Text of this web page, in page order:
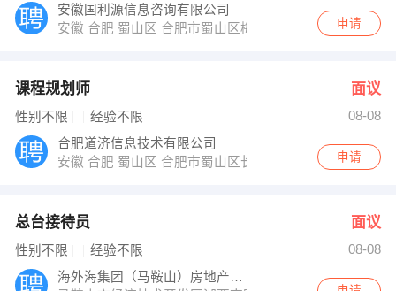
安徽国利源信息咨询有限公司
安徽 合肥 蜀山区 合肥市蜀山区梅山路18号IFC国际金融
申请
课程规划师 面议
性别不限 经验不限
08-08
合肥道济信息技术有限公司
安徽 合肥 蜀山区 合肥市蜀山区长江西路189号之心城B
申请
总台接待员 面议
性别不限 经验不限
08-08
海外海集团（马鞍山）房地产开发有限公司